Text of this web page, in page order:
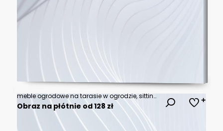
meble ogrodowe na tarasie w ogrodzie, sitting area in the garden, Recreation area in garden, garden seating area
Obraz na płótnie od 128 zł